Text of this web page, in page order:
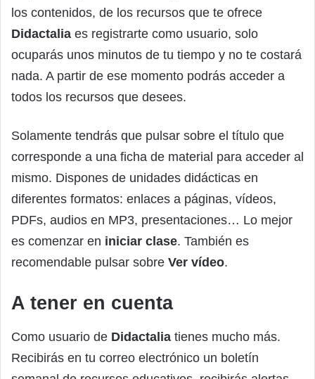
los contenidos, de los recursos que te ofrece
Didactalia es registrarte como usuario, solo
ocuparás unos minutos de tu tiempo y no te costará
nada. A partir de ese momento podrás acceder a
todos los recursos que desees.
Solamente tendrás que pulsar sobre el título que
corresponde a una ficha de material para acceder al
mismo. Dispones de unidades didácticas en
diferentes formatos: enlaces a páginas, vídeos,
PDFs, audios en MP3, presentaciones… Lo mejor
es comenzar en iniciar clase. También es
recomendable pulsar sobre Ver vídeo.
A tener en cuenta
Como usuario de Didactalia tienes mucho más.
Recibirás en tu correo electrónico un boletín